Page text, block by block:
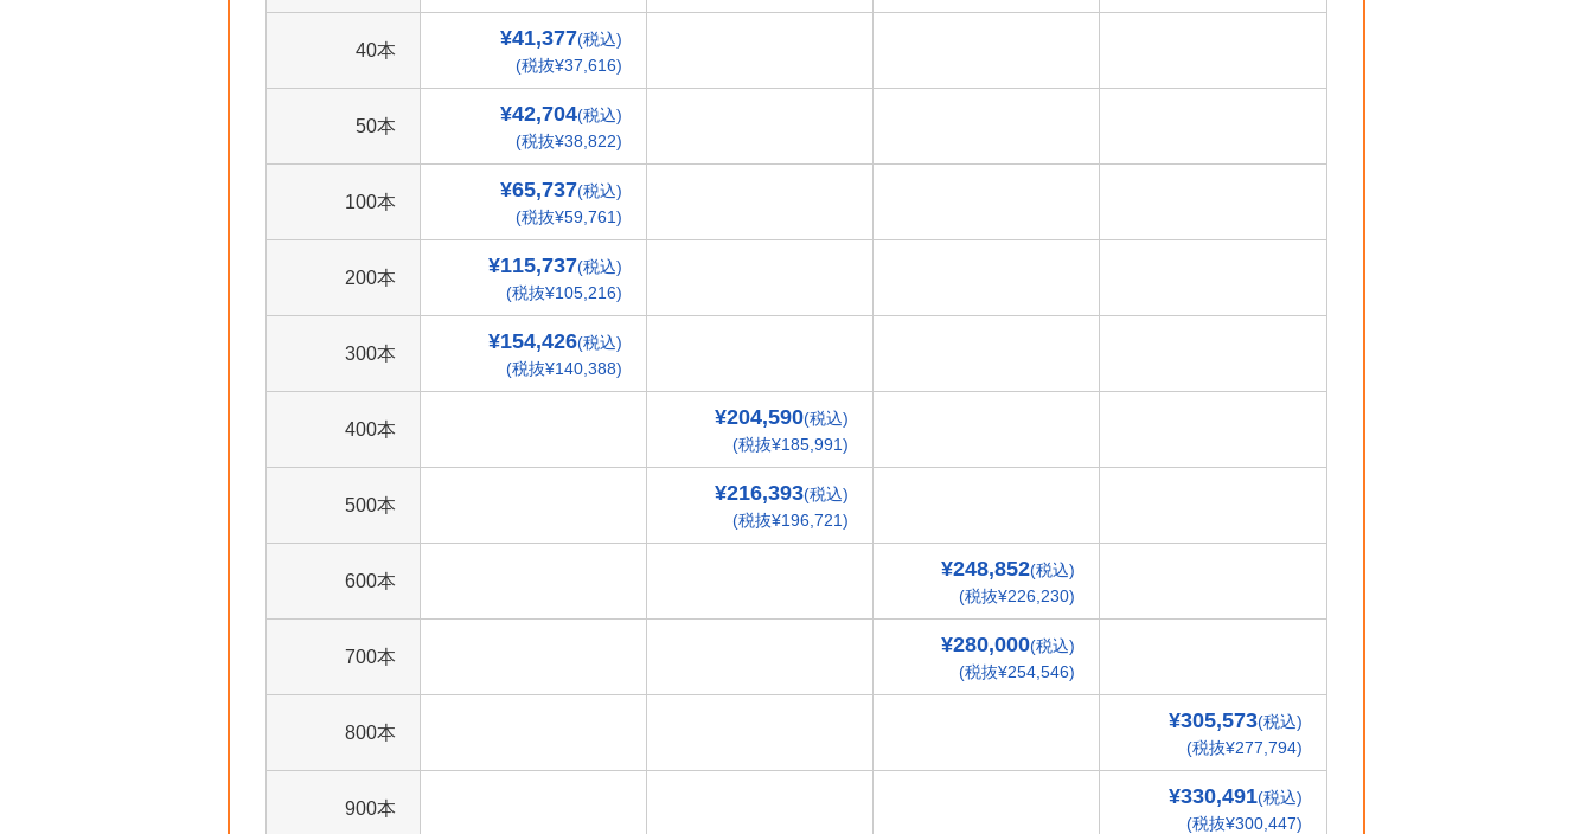
40本
¥41,377(税込)
(税抜¥37,616)
50本
¥42,704(税込)
(税抜¥38,822)
100本
¥65,737(税込)
(税抜¥59,761)
200本
¥115,737(税込)
(税抜¥105,216)
300本
¥154,426(税込)
(税抜¥140,388)
400本
¥204,590(税込)
(税抜¥185,991)
500本
¥216,393(税込)
(税抜¥196,721)
600本
¥248,852(税込)
(税抜¥226,230)
700本
¥280,000(税込)
(税抜¥254,546)
800本
¥305,573(税込)
(税抜¥277,794)
900本
¥330,491(税込)
(税抜¥300,447)